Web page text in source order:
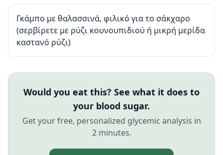
Γκάμπο με θαλασσινά, φιλικό για το σάκχαρο
(σερβίρετε με ρύζι κουνουπιδιού ή μικρή μερίδα
καστανό ρύζι)
Would you eat this? See what it does to
your blood sugar.
Get your free, personalized glycemic analysis in
2 minutes.